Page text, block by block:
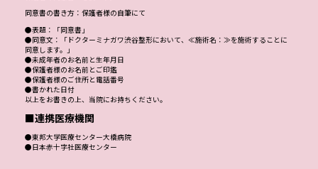
同意書の書き方：保護者様の自筆にて
●表題：「同意書」
●同意文：「ドクターミナガワ渋谷整形において、≪施術名：≫を施術することに
同意します。」
●未成年者のお名前と生年月日
●保護者様のお名前とご印鑑
●保護者様のご住所と電話番号
●書かれた日付
以上をお書きの上、当院にお持ちください。
■連携医療機関
●東邦大学医療センター大橋病院
●日本赤十字社医療センター